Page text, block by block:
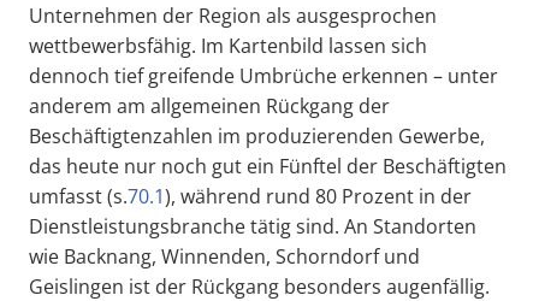
Unternehmen der Region als ausgesprochen
wettbewerbsfähig. Im Kartenbild lassen sich
dennoch tief greifende Umbrüche erkennen – unter
anderem am allgemeinen Rückgang der
Beschäftigtenzahlen im produzierenden Gewerbe,
das heute nur noch gut ein Fünftel der Beschäftigten
umfasst (s.70.1), während rund 80 Prozent in der
Dienstleistungsbranche tätig sind. An Standorten
wie Backnang, Winnenden, Schorndorf und
Geislingen ist der Rückgang besonders augenfällig.